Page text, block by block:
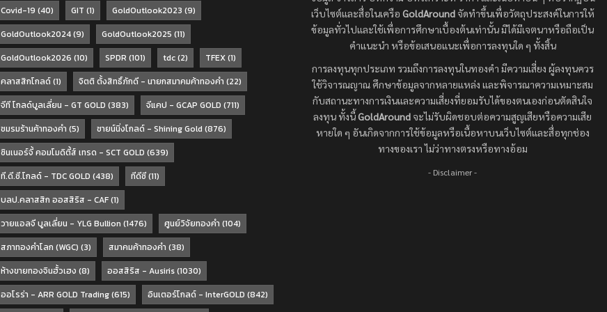
Covid-19 (40) GIT (1) GoldOutlook2023 (9)
GoldOutlook2024(9) GoldOutlook2025 (11)
GoldOutlook2026 (10) SPDR (101) tdc(2) TFEX(1)
คลาสสิกโกลด์(1) จิตติ ตั้งสิทธิ์ภักดี - นายกสมาคมค้าทองคำ (22)
จีที โกลด์บูลเลี่ยน - GT GOLD (383) จีแคป - GCAP GOLD (711)
ชมรมร้านค้าทองคำ (5) ชายน์นิ่งโกลด์ - Shining Gold (876)
ซินเนอร์จี้ คอมโมดิตี้ส์ เทรด - SCT GOLD (639)
ที.ดี.ซี.โกลด์ - TDC GOLD (438) ทีดีซี(11)
บลป.คลาสสิก ออสสิริส - CAF(1)
วายแอลจี บูลเลี่ยน - YLG Bullion (1476) ศูนย์วิจัยทองคำ (104)
สภาทองคำโลก (WGC) (3) สมาคมค้าทองคำ (38)
ห้างขายทองจินฮั้วเฮง (8) ออสสิริส - Ausiris(1030)
ออโรร่า - ARR GOLD Trading(615) อินเตอร์โกลด์ - InterGOLD (842)
เว็บไซต์และสื่อในเครือ GoldAroundจัดทำขึ้นเพื่อวัตถุประสงค์ในการให้
ข้อมูลทั่วไปและใช้เพื่อการศึกษาเบื้องต้นเท่านั้น มิได้มีเจตนาหรือถือเป็น
คำแนะนำ หรือข้อเสนอแนะเพื่อการลงทุนใด ๆ ทั้งสิ้น
การลงทุนทุกประเภท รวมถึงการลงทุนในทองคำ มีความเสี่ยง ผู้ลงทุนควร
ใช้วิจารณญาณ ศึกษาข้อมูลจากหลายแหล่ง และพิจารณาความเหมาะสม
กับสถานะทางการเงินและความเสี่ยงที่ยอมรับได้ของตนเองก่อนตัดสินใจ
ลงทุน ทั้งนี้GoldAround จะไม่รับผิดชอบต่อความสูญเสียหรือความเสีย
หายใด ๆ อันเกิดจากการใช้ข้อมูลหรือเนื้อหาบนเว็บไซต์และสื่อทุกช่อง
ทางของเรา ไม่ว่าทางตรงหรือทางอ้อม
- Disclaimer -